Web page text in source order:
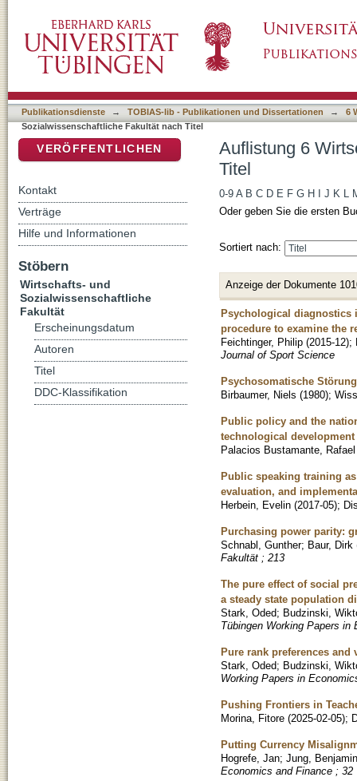
Publikationsdienste → TOBIAS-lib - Publikationen und Dissertationen →
6
Sozialwissenschaftliche Fakultät nach Titel
Auflistung 6
Titel
0-9 A B C D E F G H J K L
Oder geben Sie die ersten
Sortiert nach:
Anzeige der Dokumente
Psychological diagnostics
procedure to examine the
Feichtinger, Philip (2015-12);
Journal of Sport Science
Psychosomatische
Birbaumer, Niels (1980);
Public policy and the
technological
Palacios Bustamante,
Public speaking training
evaluation, and
Herbein, Evelin (2017-05);
Purchasing power parity:
Schnabl, Gunther; Baur, Dirk
Fakultät ; 213
The pure effect of social
a steady state population
Stark, Oded; Budzinski,
Tübingen Working Papers in
Pure rank preferences
Stark, Oded; Budzinski,
Working Papers in
Pushing Frontiers in
Morina, Fitore (2025-02-05);
Putting Currency
Hogrefe, Jan; Jung, Benjamin
Economics and Finance ; 32
VERÖFFENTLICHEN
Kontakt
Verträge
Hilfe und Informationen
Stöbern
Wirtschafts- und
Sozialwissenschaftliche
Fakultät
Erscheinungsdatum
Autoren
Titel
DDC-Klassifikation